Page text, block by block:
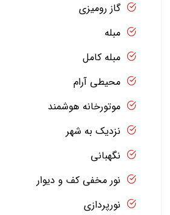
گاز رومیزی
مبله
مبله کامل
محیطی آرام
موتورخانه هوشمند
نزدیک به شهر
نگهبانی
نور مخفی کف و دیوار
نورپردازی